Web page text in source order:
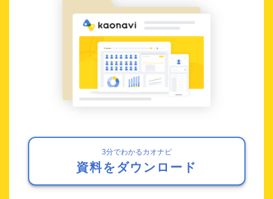
3分でわかるカオナビ
資料をダウンロード